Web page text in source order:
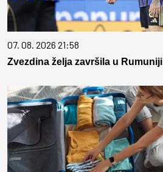
07. 08. 2026 21:58
Zvezdina želja završila u Rumuniji